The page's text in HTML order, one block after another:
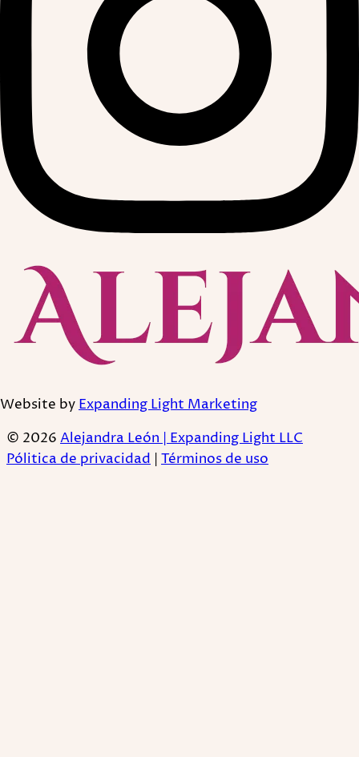
Website byExpanding Light Marketing
© 2026 Alejandra León | Expanding Light LLC
Pólitica de privacidad Términos de uso